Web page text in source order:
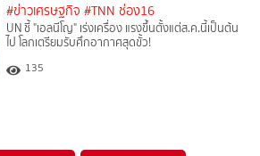
#ข่าวเศรษฐกิจ #TNN ช่อง16
UN ชี้ "เอลนีโญ" เร่งเครื่อง แรงขึ้นตั้งแต่ส.ค.นี้เป็นต้น
ไป โลกเตรียมรับศึกอากาศสุดขั้ว!
135